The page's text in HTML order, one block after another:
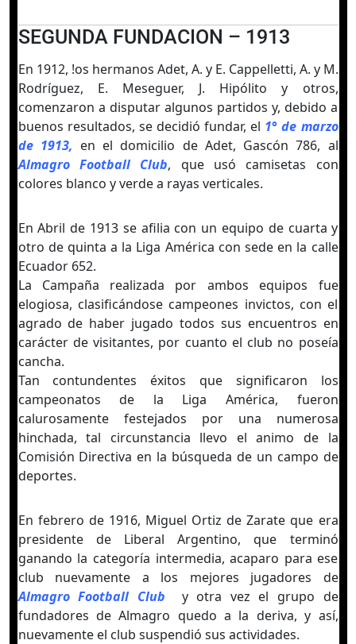
SEGUNDA FUNDACION – 1913
En 1912, !os hermanos Adet, A. y E. Cappelletti, A. y M.
Rodríguez, E. Meseguer, J. Hipólito y otros,
comenzaron a disputar algunos partidos y, debido a
buenos resultados, se decidió fundar, el 1° de marzo
de 1913, en el domicilio de Adet, Gascón 786, al
Almagro Football Club, que usó camisetas con
colores blanco y verde a rayas verticales.
En Abril de 1913 se afilia con un equipo de cuarta y
otro de quinta a la Liga América con sede en la calle
Ecuador 652.
La Campaña realizada por ambos equipos fue
elogiosa, clasificándose campeones invictos, con el
agrado de haber jugado todos sus encuentros en
carácter de visitantes, por cuanto el club no poseía
cancha.
Tan contundentes éxitos que significaron los
campeonatos de la Liga América, fueron
calurosamente festejados por una numerosa
hinchada, tal circunstancia llevo el animo de la
Comisión Directiva en la búsqueda de un campo de
deportes.
En febrero de 1916, Miguel Ortiz de Zarate que era
presidente de Liberal Argentino, que terminó
ganando la categoría intermedia, acaparo para ese
club nuevamente a los mejores jugadores de
Almagro Football Club
y otra vez el grupo de
fundadores de Almagro quedo a la deriva, y así,
nuevamente el club suspendió sus actividades.